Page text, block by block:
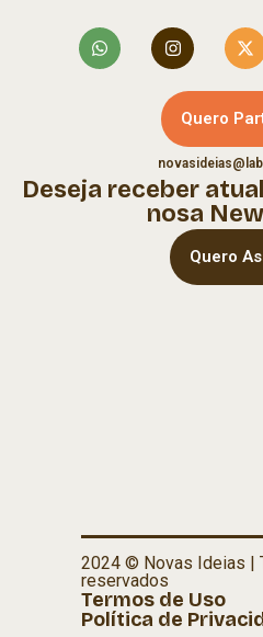
Quero
Deseja receber
nosa
Quero
2024 © Novas Ideias |
reservados
Termos de Uso
Política de